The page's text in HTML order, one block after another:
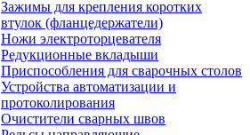
Зажимы для крепления коротких
втулок (фланцедержатели)
Ножи электроторцевателя
Редукционные вкладыши
Приспособления для сварочных столов
Устройства автоматизации и
протоколирования
Очистители сварных швов